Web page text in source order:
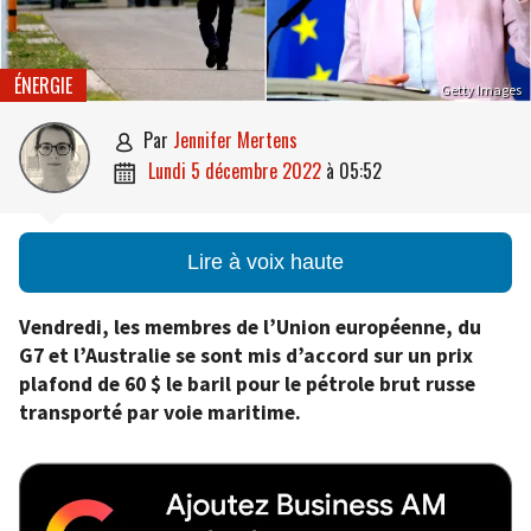
Getty Images
ÉNERGIE
 par Jennifer Mertens
 lundi 5 décembre 2022 à 05:52
Lire à voix haute
Vendredi, les membres de l’Union européenne, du
G7 et l’Australie se sont mis d’accord sur un prix
plafond de 60 $ le baril pour le pétrole brut russe
transporté par voie maritime.